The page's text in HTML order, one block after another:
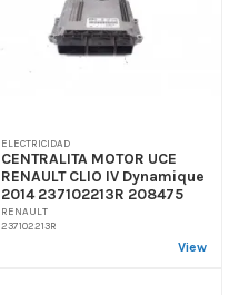
ELECTRICIDAD
CENTRALITA MOTOR UCE
RENAULT CLIO IV Dynamique
2014 237102213R 208475
RENAULT
237102213R
View